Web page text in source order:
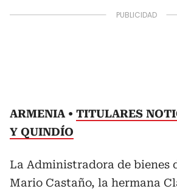
ARMENIA
TITULARES
Y QUINDÍO
La Administradora de bienes
Mario Castaño, la hermana